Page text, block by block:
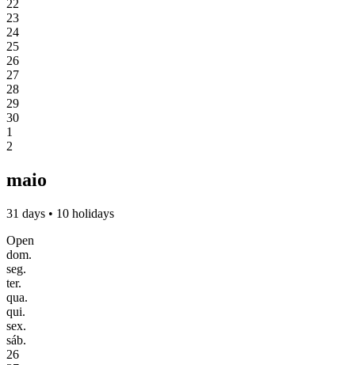
22
23
24
25
26
27
28
29
30
1
2
maio
31 days • 10 holidays
Open
dom.
seg.
ter.
qua.
qui.
sex.
sáb.
26